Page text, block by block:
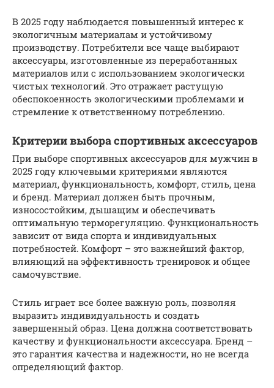
В 2025 году наблюдается повышенный интерес к
экологичным материалам и устойчивому
производству. Потребители все чаще выбирают
аксессуары, изготовленные из переработанных
материалов или с использованием экологически
чистых технологий. Это отражает растущую
обеспокоенность экологическими проблемами и
стремление к ответственному потреблению.
Критерии выбора спортивных аксессуаров
При выборе спортивных аксессуаров для мужчин в
2025 году ключевыми критериями являются
материал, функциональность, комфорт, стиль, цена
и бренд. Материал должен быть прочным,
износостойким, дышащим и обеспечивать
оптимальную терморегуляцию. Функциональность
зависит от вида спорта и индивидуальных
потребностей. Комфорт – это важнейший фактор,
влияющий на эффективность тренировок и общее
самочувствие.
Стиль играет все более важную роль, позволяя
выразить индивидуальность и создать
завершенный образ. Цена должна соответствовать
качеству и функциональности аксессуара. Бренд –
это гарантия качества и надежности, но не всегда
определяющий фактор.